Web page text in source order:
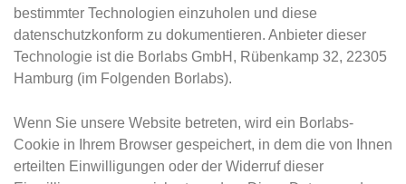
bestimmter Technologien einzuholen und diese
datenschutzkonform zu dokumentieren. Anbieter dieser
Technologie ist die Borlabs GmbH, Rübenkamp 32, 22305
Hamburg (im Folgenden Borlabs).
Wenn Sie unsere Website betreten, wird ein Borlabs-
Cookie in Ihrem Browser gespeichert, in dem die von Ihnen
erteilten Einwilligungen oder der Widerruf dieser